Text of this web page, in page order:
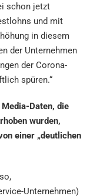
schon jetzt
und mit
in diesem
der Unternehmen
der Corona-
spüren.“
Daten, die
wurden,
einer „deutlichen
Unternehmen)